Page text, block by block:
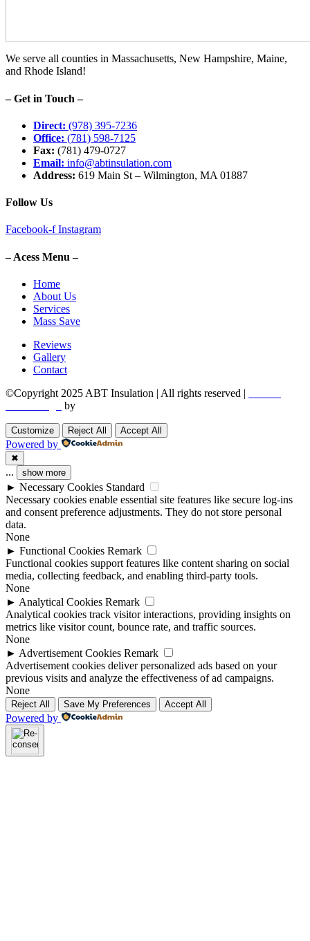
We serve all counties in Massachusetts, New Hampshire, Maine,
and Rhode Island!
– Get in Touch –
Direct: (978) 395-7236
Office: (781) 598-7125
Fax: (781) 479-0727
Email: info@abtinsulation.com
Address: 619 Main St – Wilmington, MA 01887
Follow Us
Facebook-f Instagram
– Acess Menu –
Home
About Us
Services
Mass Save
Reviews
Gallery
Contact
©Copyright 2025 ABT Insulation | All rights reserved |
by
Customize Reject All Accept All
Powered by
✖
... show more
► Necessary Cookies Standard
Necessary cookies enable essential site features like secure log-ins
and consent preference adjustments. They do not store personal
data.
None
► Functional Cookies Remark
Functional cookies support features like content sharing on social
media, collecting feedback, and enabling third-party tools.
None
► Analytical Cookies Remark
Analytical cookies track visitor interactions, providing insights on
metrics like visitor count, bounce rate, and traffic sources.
None
► Advertisement Cookies Remark
Advertisement cookies deliver personalized ads based on your
previous visits and analyze the effectiveness of ad campaigns.
None
Reject All Save My Preferences Accept All
Powered by